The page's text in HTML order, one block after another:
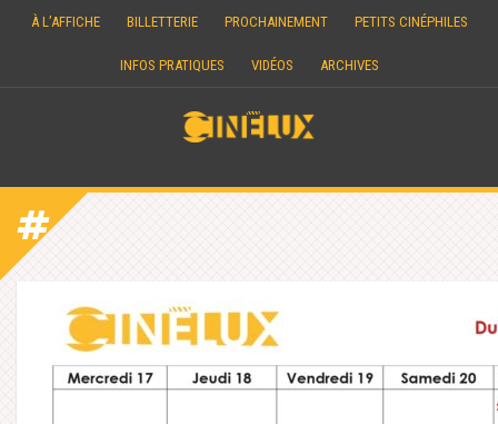
À L’AFFICHE BILLETTERIE PROCHAINEMENT PETITS CINÉPHILES
INFOS PRATIQUES VIDÉOS ARCHIVES